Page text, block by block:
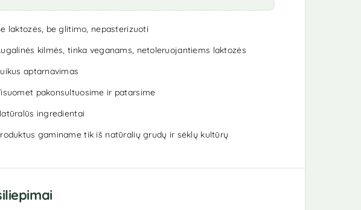
laktozės, be glitimo, nepasterizuoti
kilmės, tinka veganams, netoleruojantiems laktozės
aptarnavimas
pakonsultuosime ir patarsime
ingredientai
gaminame tik iš natūralių grudų ir sėklų kultūrų